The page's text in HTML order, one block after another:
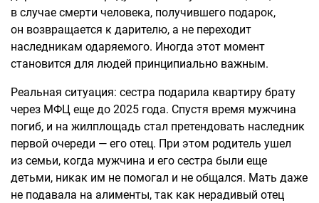
в случае смерти человека, получившего подарок,
он возвращается к дарителю, а не переходит
наследникам одаряемого. Иногда этот момент
становится для людей принципиально важным.
Реальная ситуация: сестра подарила квартиру брату
через МФЦ еще до 2025 года. Спустя время мужчина
погиб, и на жилплощадь стал претендовать наследник
первой очереди — его отец. При этом родитель ушел
из семьи, когда мужчина и его сестра были еще
детьми, никак им не помогал и не общался. Мать даже
не подавала на алименты, так как нерадивый отец